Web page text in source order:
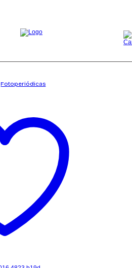
Fotoperiódicas